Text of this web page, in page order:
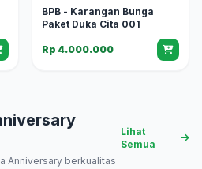
BPB - Karangan Bunga
Paket Duka Cita 001
Rp 4.000.000
Anniversary berkualitas
Lihat
Semua